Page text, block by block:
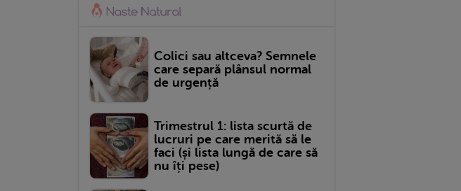
Colici sau altceva? Semnele
care separă plânsul normal
de urgență
Trimestrul 1: lista scurtă de
lucruri pe care merită să le
faci (și lista lungă de care să
nu îți pese)